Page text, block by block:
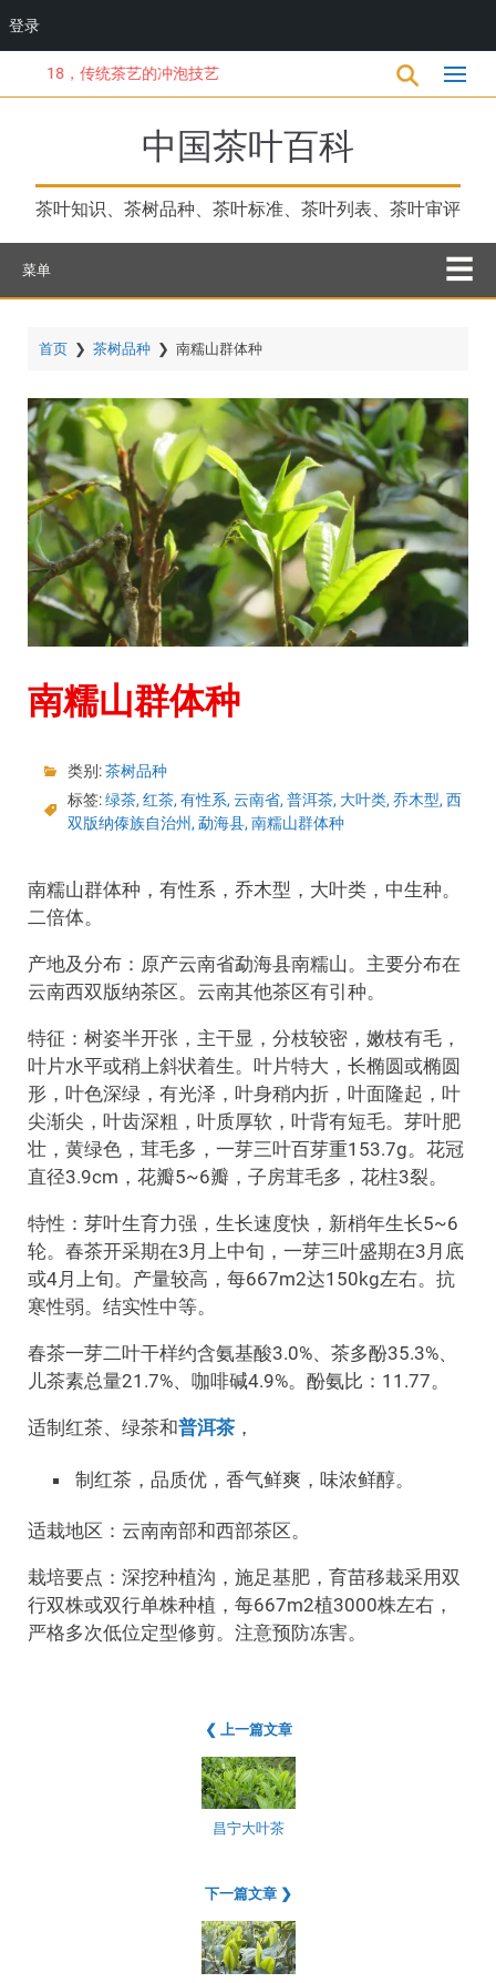
到
18，传统茶艺的冲泡技艺
中国茶叶百科
茶叶知识、茶树品种、茶叶标准、茶叶列表、茶叶审评
菜单
首页 ❯ 茶树品种 ❯ 南糯山群体种
南糯山群体种
类别:茶树品种
标签:绿茶, 红茶, 有性系, 云南省, 普洱茶, 大叶类, 乔木型, 西
双版纳傣族自治州 , 勐海县, 南糯山群体种
南糯山群体种，有性系，乔木型，大叶类，中生种。
二倍体。
产地及分布：原产云南省勐海县南糯山。主要分布在
云南西双版纳茶区。云南其他茶区有引种。
特征：树姿半开张，主干显，分枝较密，嫩枝有毛，
叶片水平或稍上斜状着生。叶片特大，长椭圆或椭圆
形，叶色深绿，有光泽，叶身稍内折，叶面隆起，叶
尖渐尖，叶齿深粗，叶质厚软，叶背有短毛。芽叶肥
壮，黄绿色，茸毛多，一芽三叶百芽重153.7g。花冠
直径3.9cm，花瓣5~6瓣，子房茸毛多，花柱3裂。
特性：芽叶生育力强，生长速度快，新梢年生长5~6
轮。春茶开采期在3月上中旬，一芽三叶盛期在3月底
或4月上旬。产量较高，每667m2达150kg左右。抗
寒性弱。结实性中等。
春茶一芽二叶干样约含氨基酸3.0%、茶多酚35.3%、
儿茶素总量21.7%、咖啡碱4.9%。酚氨比：11.77。
适制红茶、绿茶和普洱茶 ，
制红茶，品质优，香气鲜爽，味浓鲜醇。
适栽地区：云南南部和西部茶区。
栽培要点：深挖种植沟，施足基肥，育苗移栽采用双
行双株或双行单株种植，每667m2植3000株左右，
严格多次低位定型修剪。注意预防冻害。
❮ 上一篇文章
昌宁大叶茶
下一篇文章 ❯
登录